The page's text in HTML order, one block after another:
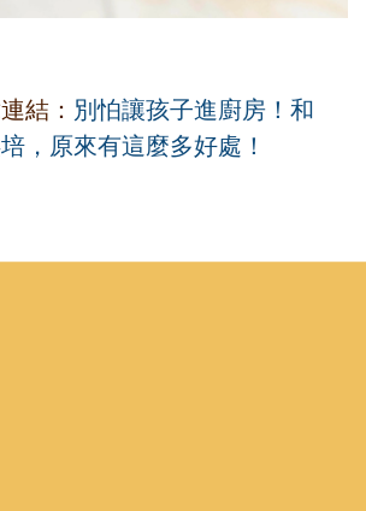
結： 別怕讓孩子進廚房！和
，原來有這麼多好處！